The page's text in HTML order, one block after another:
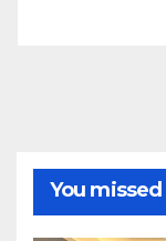
You missed